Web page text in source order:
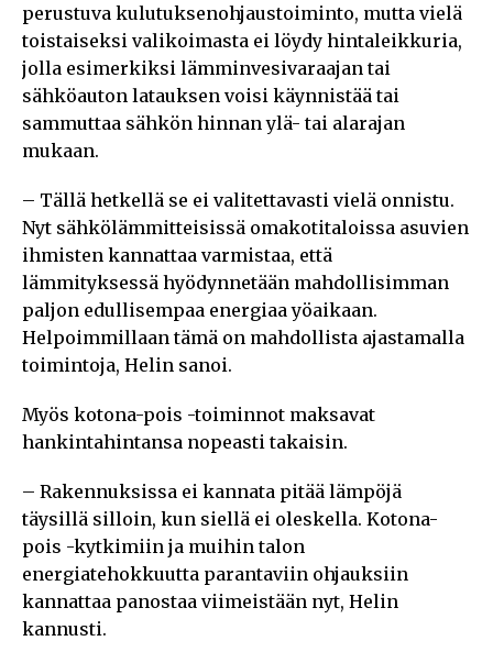
perustuva kulutuksenohjaustoiminto, mutta vielä
toistaiseksi valikoimasta ei löydy hintaleikkuria,
jolla esimerkiksi lämminvesivaraajan tai
sähköauton latauksen voisi käynnistää tai
sammuttaa sähkön hinnan ylä- tai alarajan
mukaan.
– Tällä hetkellä se ei valitettavasti vielä onnistu.
Nyt sähkölämmitteisissä omakotitaloissa asuvien
ihmisten kannattaa varmistaa, että
lämmityksessä hyödynnetään mahdollisimman
paljon edullisempaa energiaa yöaikaan.
Helpoimmillaan tämä on mahdollista ajastamalla
toimintoja, Helin sanoi.
Myös kotona-pois -toiminnot maksavat
hankintahintansa nopeasti takaisin.
– Rakennuksissa ei kannata pitää lämpöjä
täysillä silloin, kun siellä ei oleskella. Kotona-
pois -kytkimiin ja muihin talon
energiatehokkuutta parantaviin ohjauksiin
kannattaa panostaa viimeistään nyt, Helin
kannusti.